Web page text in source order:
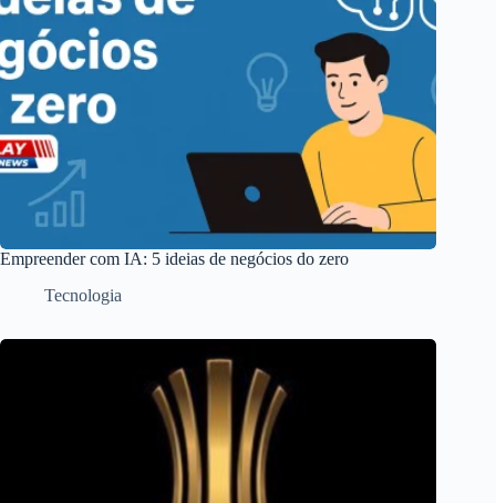
Empreender com IA: 5 ideias de negócios do zero
Tecnologia